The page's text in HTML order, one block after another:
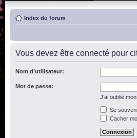
Index du forum
Vous devez être connecté pour
Nom d’utilisateur:
Mot de passe:
J’ai oublié
Se
Cacher